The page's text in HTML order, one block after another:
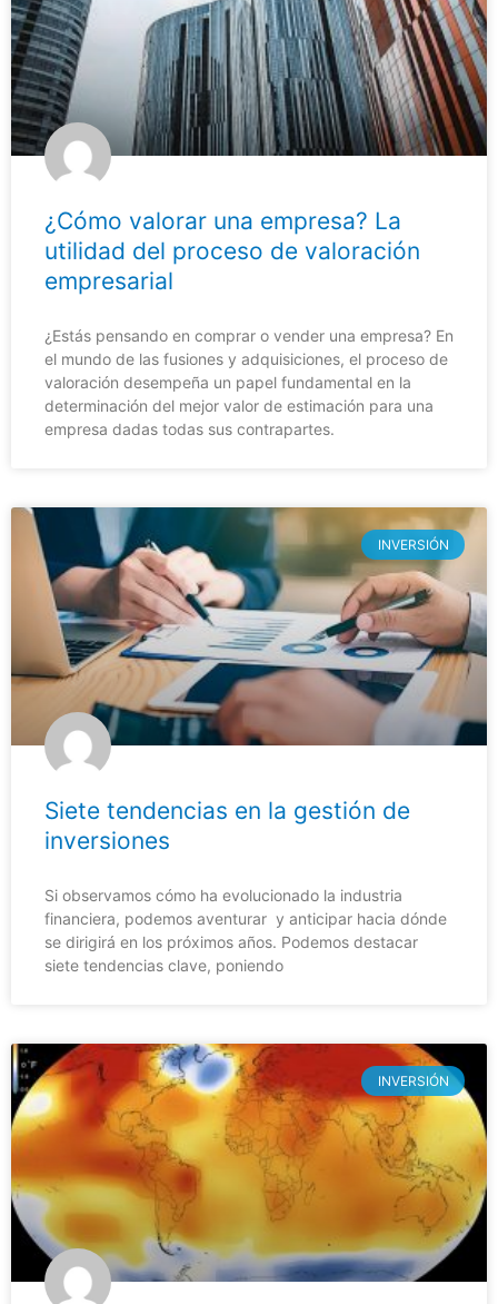
¿Cómo valorar una empresa? La
utilidad del proceso de valoración
empresarial
¿Estás pensando en comprar o vender una empresa? En
el mundo de las fusiones y adquisiciones, el proceso de
valoración desempeña un papel fundamental en la
determinación del mejor valor de estimación para una
empresa dadas todas sus contrapartes.
INVERSIÓN
Siete tendencias en la gestión de
inversiones
Si observamos cómo ha evolucionado la industria
financiera, podemos aventurar y anticipar hacia dónde
se dirigirá en los próximos años. Podemos destacar
siete tendencias clave, poniendo
INVERSIÓN